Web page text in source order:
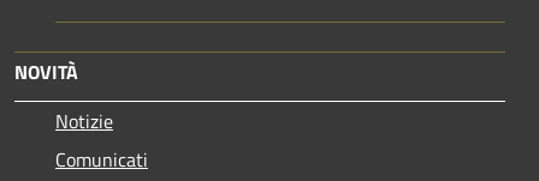
NOVITÀ
Notizie
Comunicati